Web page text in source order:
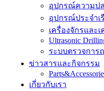
อุปกรณ์ความปล
อุปกรณ์ประจำเ
เครื่องจักรและ
Ultrasonic
ระบบตรวจการ
ข่าวสารและกิจกรรม
เกี่ยวกับเรา